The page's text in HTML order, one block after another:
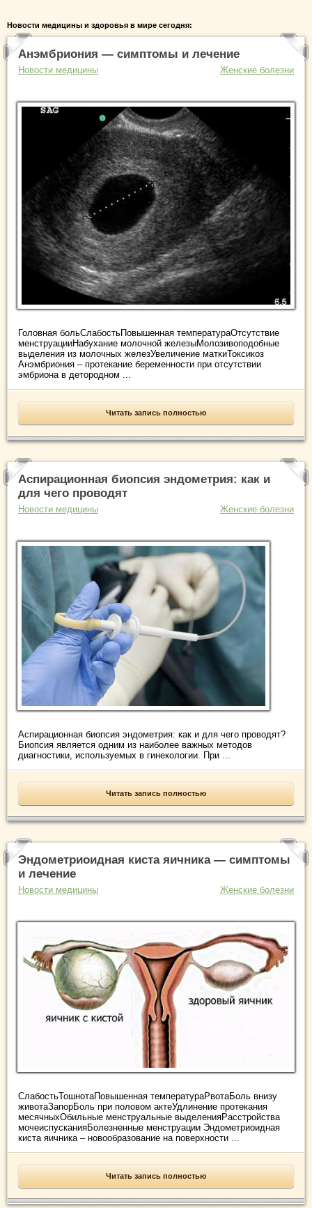
Новости медицины и здоровья в мире сегодня:
Анэмбриония — симптомы и лечение
Новости медицины Женские болезни
Головная больСлабостьПовышенная температураОтсутствие
менструацииНабухание молочной железыМолозивоподобные
выделения из молочных железУвеличение маткиТоксикоз
Анэмбриония – протекание беременности при отсутствии
эмбриона в детородном ...
Читать запись полностью
Аспирационная биопсия эндометрия: как и
для чего проводят
Новости медицины Женские болезни
Аспирационная биопсия эндометрия: как и для чего проводят?
Биопсия является одним из наиболее важных методов
диагностики, используемых в гинекологии. При ...
Читать запись полностью
Эндометриоидная киста яичника — симптомы
и лечение
Новости медицины Женские болезни
СлабостьТошнотаПовышенная температураРвотаБоль внизу
животаЗапорБоль при половом актеУдлинение протекания
месячныхОбильные менструальные выделенияРасстройства
мочеиспусканияБолезненные менструации Эндометриоидная
киста яичника – новообразование на поверхности ...
Читать запись полностью